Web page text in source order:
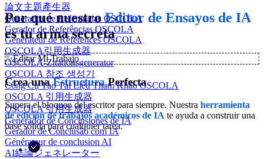
論文主題產生器
Generador de Referencias OSCOLA
Gerador de Referências OSCOLA
Générateur de Références OSCOLA
OSCOLA引用生成器
OSCOLA-Zitationsgenerator
OSCOLA 참조 생성기
Công Cụ Tạo Tài Liệu Tham Khảo OSCOLA
OSCOLA 引用生成器
OSCOLA 引用生成器
Generador de Conclusiones de IA
Gerador de Conclusão com IA
Générateur de conclusion AI
AI結論ジェネレーター
Por qué nuestroEditor de Ensayos de IA
es tu arma secreta
✨Editar Mi Trabajo
Crea unaEstructuraPerfecta
Supera el bloqueo del escritor para siempre. Nuestra herramienta
de edición de trabajos académicos de IA te ayuda a construir una
base sólida para cualquier tarea.